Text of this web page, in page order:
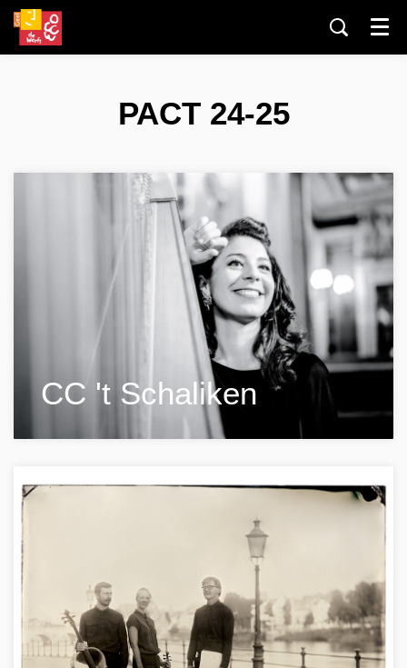
Menu
PACT 24-25
CC 't Schaliken